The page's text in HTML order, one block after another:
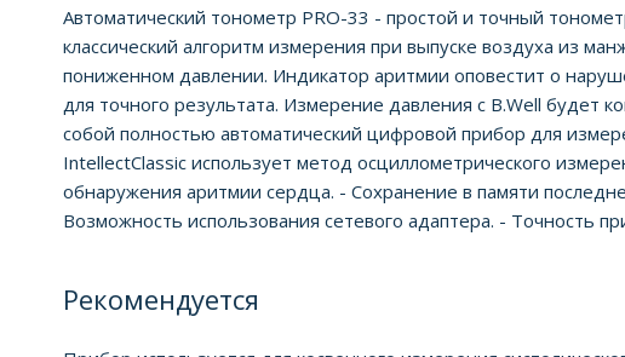
Автоматический тонометр PRO-33 - простой и точный
классический алгоритм измерения при выпуске воздуха из
пониженном давлении. Индикатор аритмии оповестит о
для точного результата. Измерение давления с B.Well будет
собой полностью автоматический цифровой прибор для
IntellectClassic использует метод осциллометрического
обнаружения аритмии сердца. - Сохранение в памяти
Возможность использования сетевого адаптера. - Точность
Рекомендуется